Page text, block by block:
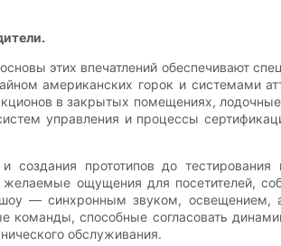
этих впечатлений обеспечивают
американских горок и системами
в закрытых помещениях,
управления и процессы
создания прототипов до тестирования
ощущения для посетителей,
шоу — синхронным звуком, освещением,
способные согласовать
обслуживания.